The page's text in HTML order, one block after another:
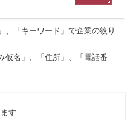
、「キーワード」で企業の絞り
仮名」、「住所」、「電話番
す